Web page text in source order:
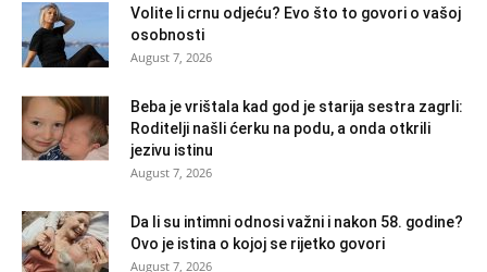
Volite li crnu odjeću? Evo što to govori o vašoj
osobnosti
August 7, 2026
Beba je vrištala kad god je starija sestra zagrli:
Roditelji našli ćerku na podu, a onda otkrili
jezivu istinu
August 7, 2026
Da li su intimni odnosi važni i nakon 58. godine?
Ovo je istina o kojoj se rijetko govori
August 7, 2026